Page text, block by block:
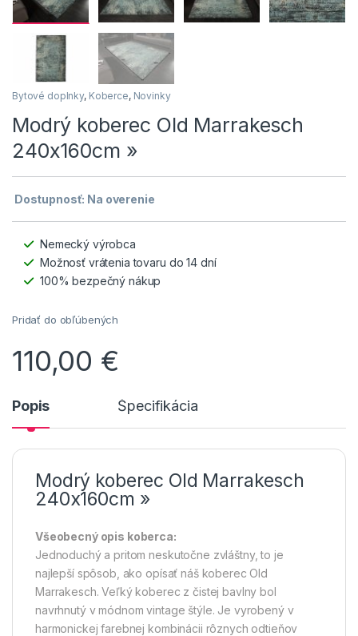
Bytové doplnky, Koberce, Novinky
Modrý koberec Old Marrakesch
240x160cm »
Dostupnosť: Na overenie
Nemecký výrobca
Možnosť vrátenia tovaru do 14 dní
100% bezpečný nákup
Pridať do obľúbených
110,00 €
Popis Špecifikácia
Modrý koberec Old Marrakesch
240x160cm »
Všeobecný opis koberca:
Jednoduchý a pritom neskutočne zvláštny, to je
najlepší spôsob, ako opísať náš koberec Old
Marrakesch. Veľký koberec z čistej bavlny bol
navrhnutý v módnom vintage štýle. Je vyrobený v
harmonickej farebnej kombinácii rôznych odtieňov